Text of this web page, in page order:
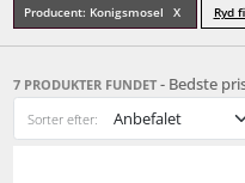
Producent: Konigsmosel Ryd
7 PRODUKTER FUNDET - Bedste
Sorter efter: